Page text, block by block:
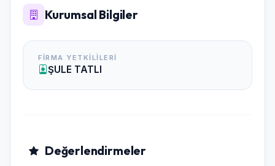
kremalar sayesinde damaklarda iz bırakıyoruz.
Tatlıya Duyduğumuz Tutku, Her Lokmada
Hissedilir
2020 yılında büyük bir tutkuyla yola çıkan Ekleristan,
sadece tatlı sunmuyoruz; aynı zamanda sıcak, samimi
Kurumsal Bilgiler
FIRMA YETKILILERI
ŞULE TATLI
Değerlendirmeler